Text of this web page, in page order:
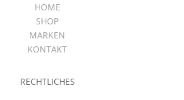
HOME
SHOP
MARKEN
KONTAKT
RECHTLICHES